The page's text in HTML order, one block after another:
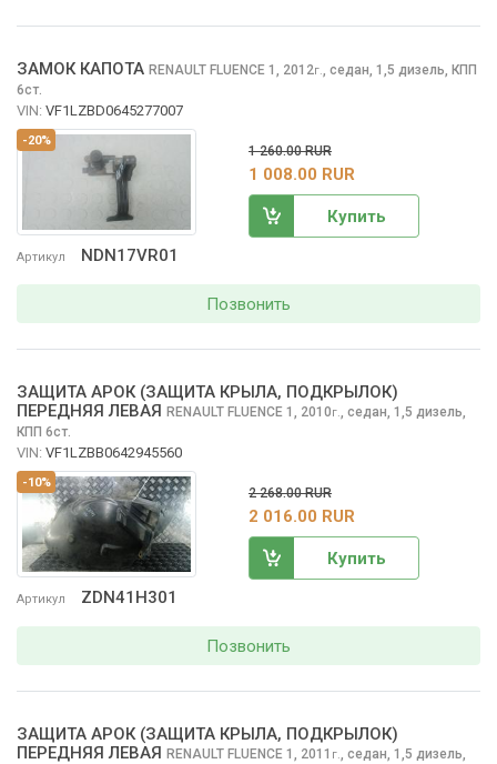
-20%
Артикул NDN17VR01
ЗАМОК КАПОТА RENAULT FLUENCE 1, 2012г., седан, 1,5 дизель, КПП
6ст.
VIN: VF1LZBD0645277007
1 260.00 RUR
1 008.00 RUR
Купить
Позвонить
-10%
Артикул ZDN41H301
ЗАЩИТА АРОК (ЗАЩИТА КРЫЛА, ПОДКРЫЛОК)
ПЕРЕДНЯЯ ЛЕВАЯ RENAULT FLUENCE 1, 2010г., седан, 1,5 дизель,
КПП 6ст.
VIN: VF1LZBB0642945560
2 268.00 RUR
2 016.00 RUR
Купить
Позвонить
ЗАЩИТА АРОК (ЗАЩИТА КРЫЛА, ПОДКРЫЛОК)
ПЕРЕДНЯЯ ЛЕВАЯ RENAULT FLUENCE 1, 2011 г., седан, 1,5 дизель,